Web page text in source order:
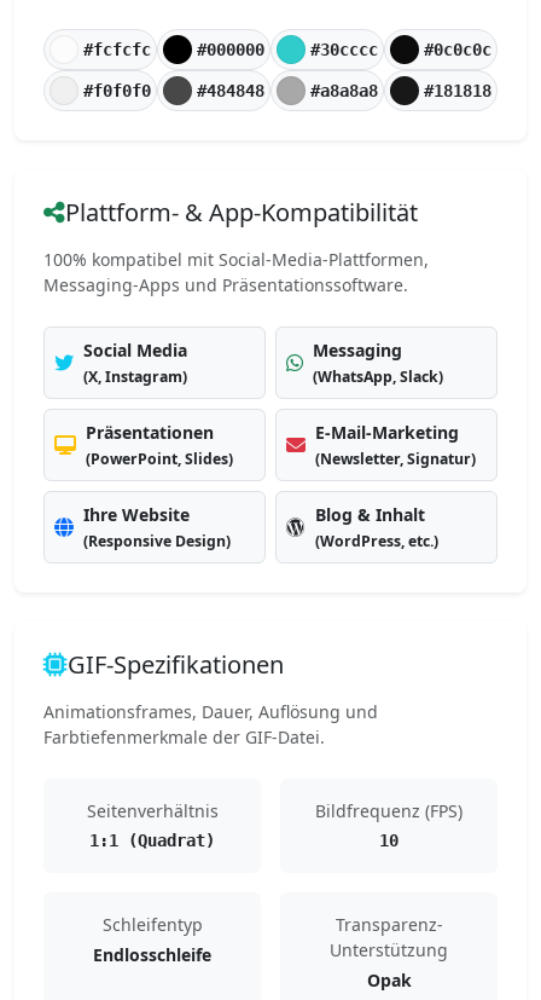
#fcfcfc #000000 #30cccc #0c0c0c
#f0f0f0 #484848 #a8a8a8 #181818
Plattform- & App-Kompatibilität
100% kompatibel mit Social-Media-Plattformen,
Messaging-Apps und Präsentationssoftware.
Social Media
(X, Instagram)
Messaging
(WhatsApp, Slack)
Präsentationen
(PowerPoint, Slides)
E-Mail-Marketing
(Newsletter, Signatur)
Ihre Website
(Responsive Design)
Blog & Inhalt
(WordPress, etc.)
GIF-Spezifikationen
Animationsframes, Dauer, Auflösung und
Farbtiefenmerkmale der GIF-Datei.
Seitenverhältnis
1:1 (Quadrat)
Bildfrequenz (FPS)
10
Schleifentyp
Endlosschleife
Transparenz-
Unterstützung
Opak